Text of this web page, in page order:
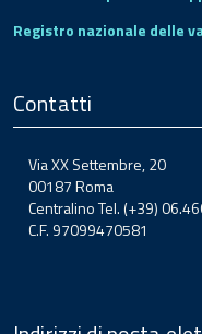
Registro nazionale delle
Contatti
Via XX Settembre, 20
00187 Roma
Centralino Tel. (+39)
C.F. 97099470581